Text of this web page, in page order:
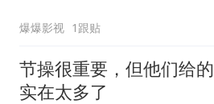
爆爆影视 1跟贴
节操很重要，但他们给的
实在太多了